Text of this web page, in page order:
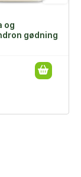
og
gødning